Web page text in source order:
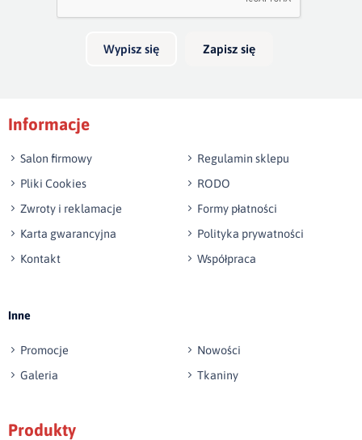
Wyślij opinię
Wypisz się Zapisz się
Informacje
Salon firmowy
Regulamin sklepu
Pliki Cookies
RODO
Zwroty i reklamacje
Formy płatności
Karta gwarancyjna
Polityka prywatności
Kontakt
Współpraca
Inne
Promocje
Nowości
Galeria
Tkaniny
Produkty